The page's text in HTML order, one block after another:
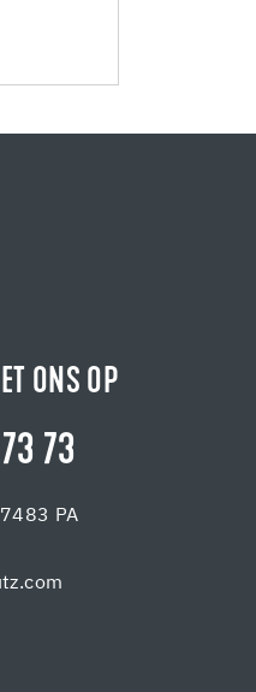
ONS OP
73
PA